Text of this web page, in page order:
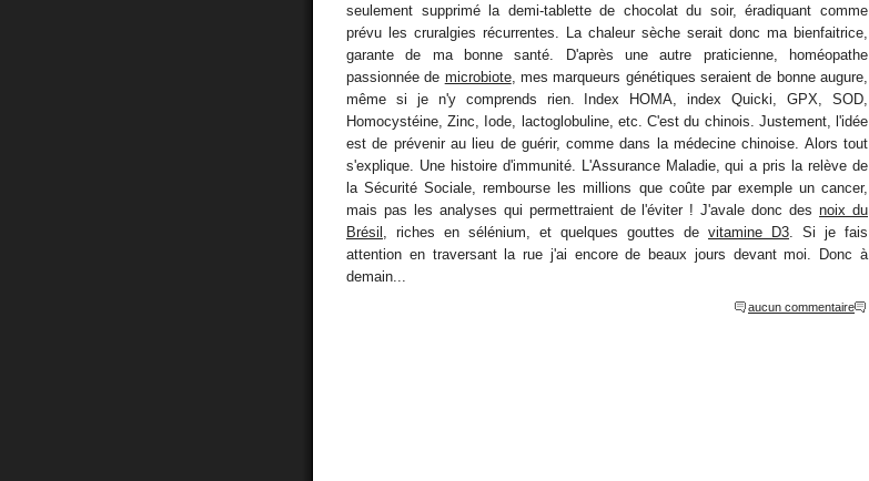
seulement supprimé la demi-tablette de chocolat du soir, éradiquant comme
prévu les cruralgies récurrentes. La chaleur sèche serait donc ma bienfaitrice,
garante de ma bonne santé. D'après une autre praticienne, homéopathe
passionnée de microbiote, mes marqueurs génétiques seraient de bonne augure,
même si je n'y comprends rien. Index HOMA, index Quicki, GPX, SOD,
Homocystéine, Zinc, Iode, lactoglobuline, etc. C'est du chinois. Justement, l'idée
est de prévenir au lieu de guérir, comme dans la médecine chinoise. Alors tout
s'explique. Une histoire d'immunité. L'Assurance Maladie, qui a pris la relève de
la Sécurité Sociale, rembourse les millions que coûte par exemple un cancer,
mais pas les analyses qui permettraient de l'éviter ! J'avale donc desnoix du
Brésil
, riches en sélénium, et quelques gouttes de vitamine D3 . Si je fais
attention en traversant la rue j'ai encore de beaux jours devant moi. Donc à
demain...
aucun commentaire